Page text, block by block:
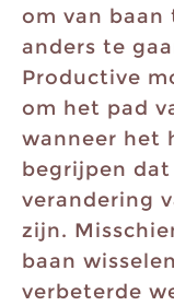
om van baan
anders te
Productive
om het pad
wanneer het
begrijpen
verandering
zijn.
baan
verbeterde